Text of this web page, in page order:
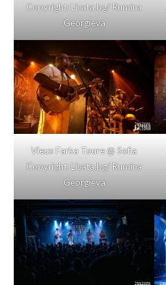
Copyright: Licata.bg/ Rumina
Georgieva
Vieux Farka Toure @ Sofia
Copyright: Licata.bg/ Rumina
Georgieva